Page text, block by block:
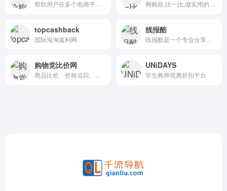
topcashback
国际海淘返利网
线报酷
购物党比价网 UNiDAYS
学生教师优惠折扣平台